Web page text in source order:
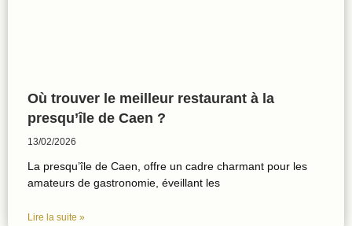
Où trouver le meilleur restaurant à la
presqu’île de Caen ?
13/02/2026
La presqu’île de Caen, offre un cadre charmant pour les
amateurs de gastronomie, éveillant les
Lire la suite »